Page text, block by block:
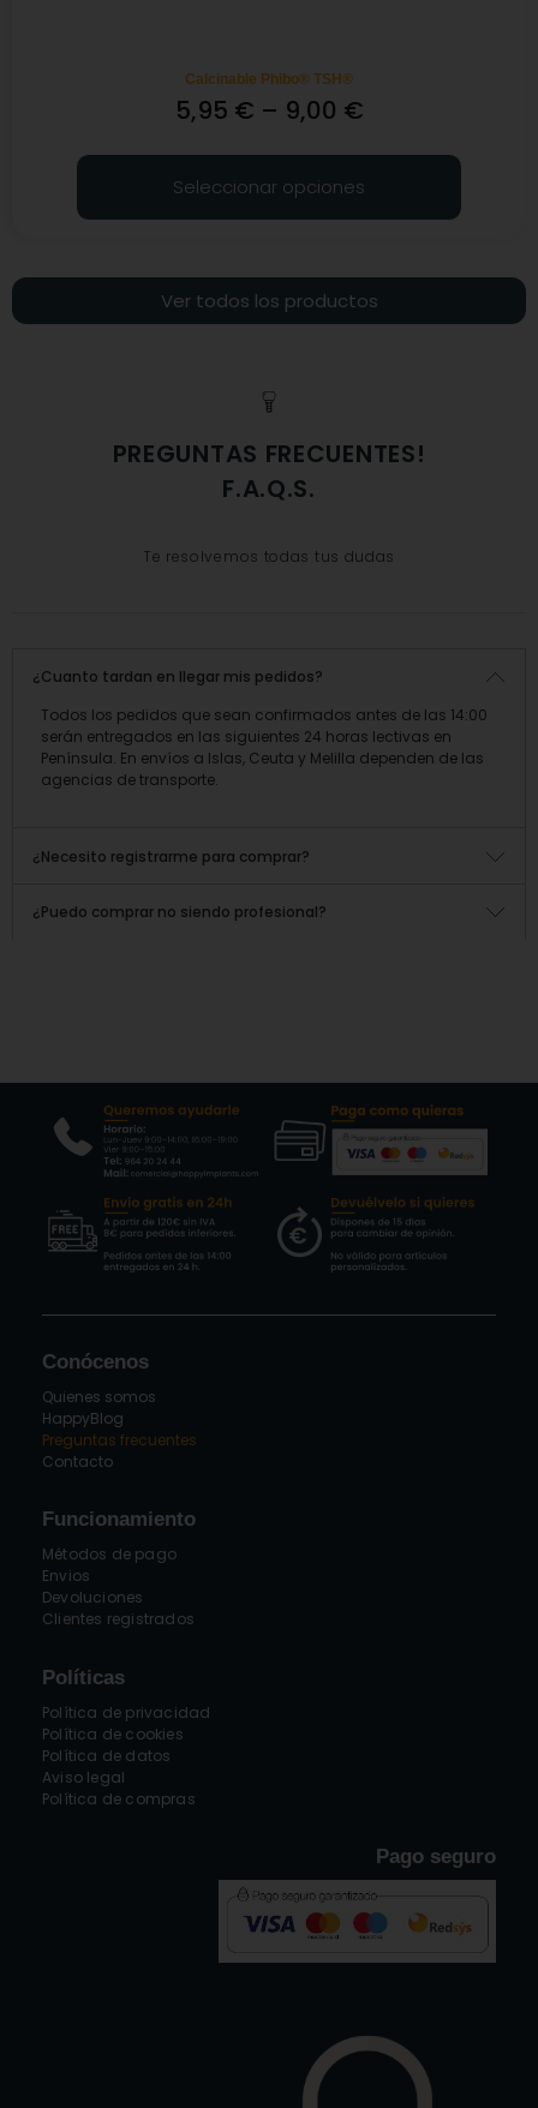
Calcinable Phibo® TSH®
5,95 € – 9,00 €
Seleccionar opciones
Ver todos los productos
PREGUNTAS FRECUENTES!
F.A.Q.S.
Te resolvemos todas tus dudas
¿Cuanto tardan en llegar mis pedidos?
Todos los pedidos que sean confirmados antes de las 14:00
serán entregados en las siguientes 24 horas lectivas en
Península. En envíos a Islas, Ceuta y Melilla dependen de las
agencias de transporte.
¿Necesito registrarme para comprar?
un servicio para profesionales del sector dental en España.
¿Puedo comprar no siendo profesional?
Conócenos
Quienes somos
HappyBlog
Preguntas frecuentes
Contacto
Funcionamiento
Métodos de pago
Envios
Devoluciones
Clientes registrados
Políticas
Política de privacidad
Política de cookies
Política de datos
Aviso legal
Política de compras
Pago seguro